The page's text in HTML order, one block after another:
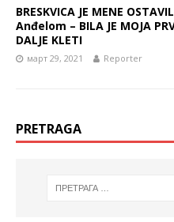
BRESKVICA JE MENE
Anđelom – BILA JE MOJA
DALJE KLETI
март 29, 2021 Reporter
PRETRAGA